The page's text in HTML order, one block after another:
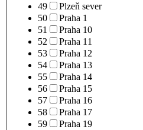
49
Plzeň sever
50
Praha 1
51
Praha 10
52
Praha 11
53
Praha 12
54
Praha 13
55
Praha 14
56
Praha 15
57
Praha 16
58
Praha 17
59
Praha 19